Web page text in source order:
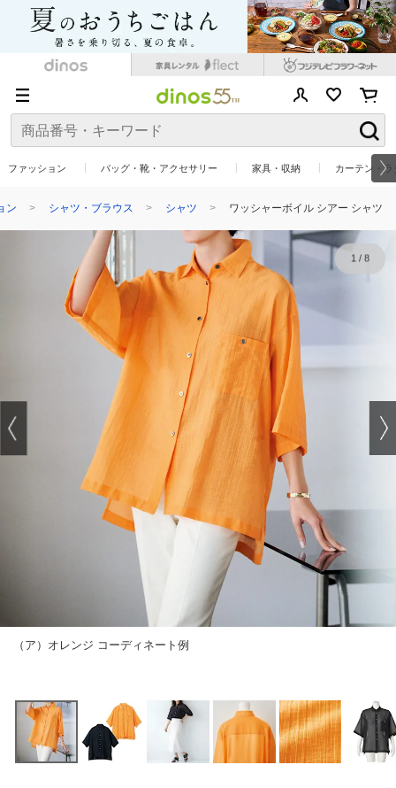
ファッション バッグ・靴・アクセサリー 家具・収納 カーテン・
ン シャツ・ブラウス シャツ ワッシャーボイル シアー シャツ
（ア）オレンジ コーディネート例
1/ 8